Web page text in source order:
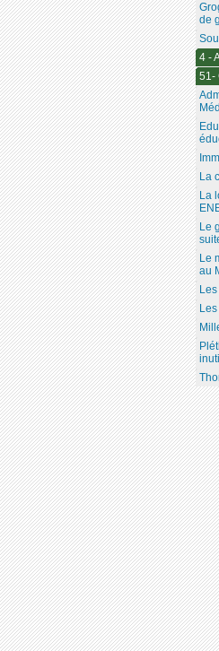
de
4 -
51-
La
La
Le
Le
au